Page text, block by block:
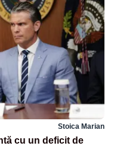
Stoica Marian
cu un deficit de